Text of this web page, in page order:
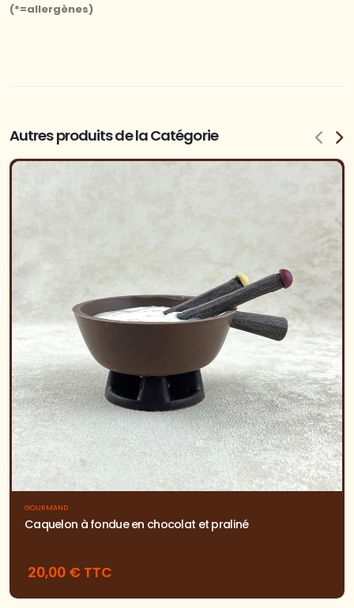
(*=allergènes)
Autres produits de la Catégorie
GOURMAND
Caquelon à fondue en chocolat et praliné
20,00 € TTC